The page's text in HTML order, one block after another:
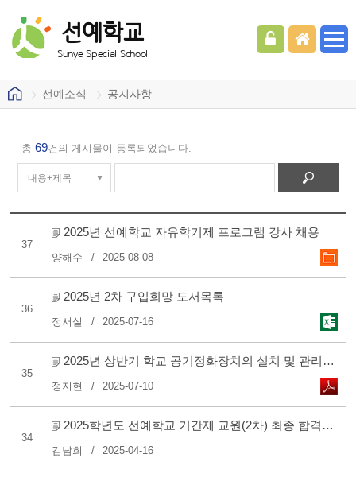
선예학교
Sunye Special School
선예소식 공지사항
총69건의 게시물이 등록되었습니다.
37
2025년 선예학교 자유학기제 프로그램 강사 채용
양해수 2025-08-08
36
2025년 2차 구입희망 도서목록
정서설 2025-07-16
35
2025년 상반기 학교 공기정화장치의 설치 및 관리현황 점검표
정지현 2025-07-10
34
2025학년도 선예학교 기간제 교원(2차) 최종 합격자 안내
김남희 2025-04-16